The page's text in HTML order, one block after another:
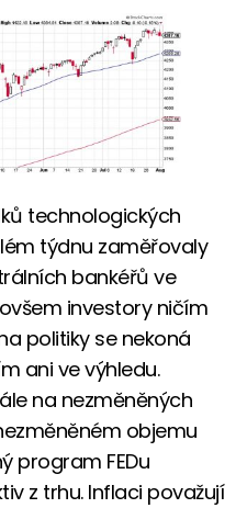
technologických
týdnu zaměřovaly
bankéřů ve
investory ničím
politiky se nekoná
ani ve výhledu.
na nezměněných
objemu
program FEDu
z trhu. Inflaci považují